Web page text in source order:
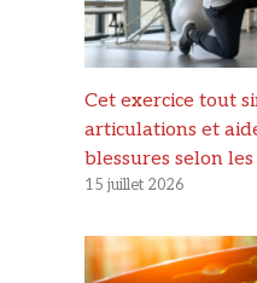
Cet exercice tout
articulations et
blessures selon
15 juillet 2026